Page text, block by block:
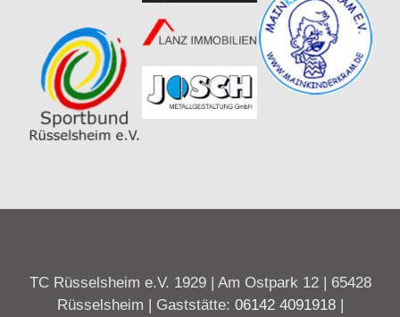
TC Rüsselsheim e.V. 1929 | Am Ostpark 12 | 65428
Rüsselsheim | Gaststätte: 06142 4091918|